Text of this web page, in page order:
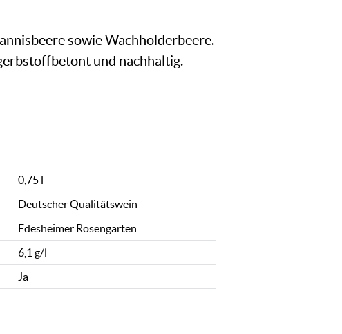
sowie Wachholderbeere.
und nachhaltig.
0,75 l
Deutscher Qualitätswein
Edesheimer Rosengarten
6,1 g/l
Ja